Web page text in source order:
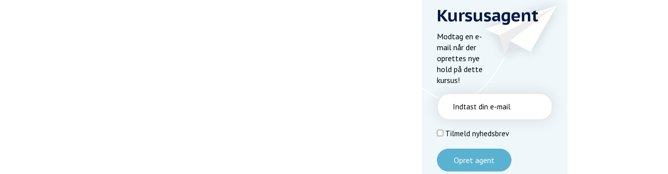
Kursusagent
Modtag en e-
mail når der
oprettes nye
hold på dette
kursus!
Tilmeld nyhedsbrev
Opret agent